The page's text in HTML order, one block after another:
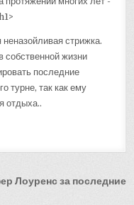
стрижка.
собственной жизни
последние
турне, так как ему
отдыха..
Лоуренс за последние